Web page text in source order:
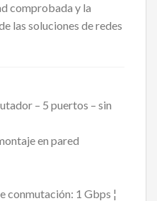
comprobada y la
las soluciones de redes
– 5 puertos – sin
en pared
conmutación: 1 Gbps ¦